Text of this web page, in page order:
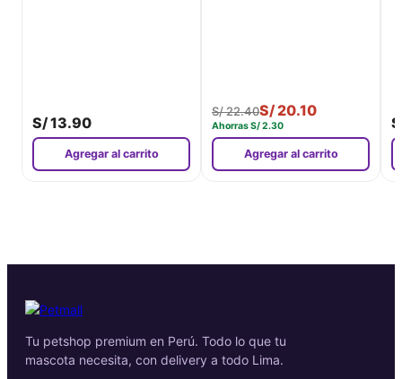
S/13.90
Agregar al carrito
S/22.40S/20.10
AhorrasS/2.30
Agregar al carrito
Tu petshop premium en Perú. Todo lo que tu
mascota necesita, con delivery a todo Lima.